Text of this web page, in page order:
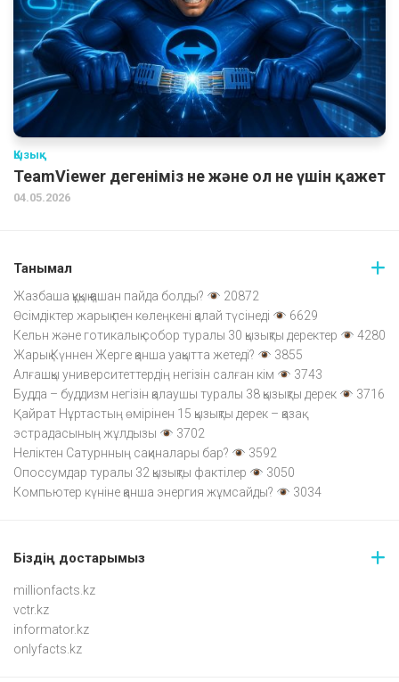
Қызық
TeamViewer дегеніміз не және ол не үшін қажет
04.05.2026
Танымал
Жазбаша құқық қашан пайда болды?
20872
Өсімдіктер жарық пен көлеңкені қалай түсінеді
6629
Кельн және готикалық собор туралы 30 қызықты деректер
4280
Жарық Күннен Жерге қанша уақытта жетеді?
3855
Алғашқы университеттердің негізін салған кім
3743
Будда – буддизм негізін қалаушы туралы 38 қызықты дерек
3716
Қайрат Нұртастың өмірінен 15 қызықты дерек – қазақ
эстрадасының жұлдызы
3702
Неліктен Сатурнның сақиналары бар?
3592
Опоссумдар туралы 32 қызықты фактілер
3050
Компьютер күніне қанша энергия жұмсайды?
3034
Біздің достарымыз
millionfacts.kz
vctr.kz
informator.kz
onlyfacts.kz